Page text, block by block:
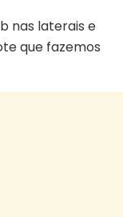
nas laterais e
que fazemos